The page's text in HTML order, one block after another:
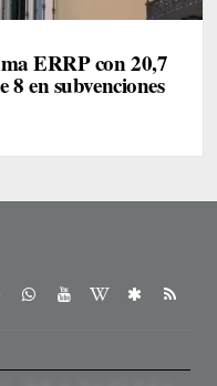
ERRP con 20,7
8 en subvenciones